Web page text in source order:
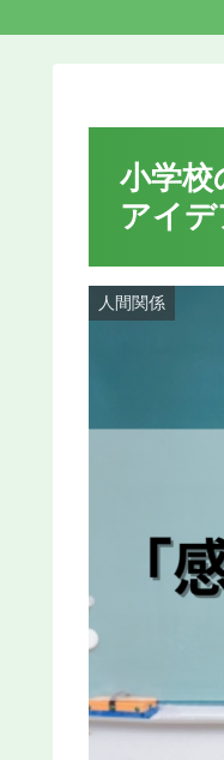
小学校
アイデ
人間関係